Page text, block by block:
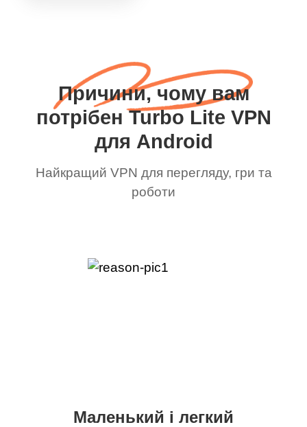
Причини, чому вам
потрібен Turbo Lite VPN
для Android
Найкращий VPN для перегляду, гри та
роботи
Маленький і легкий